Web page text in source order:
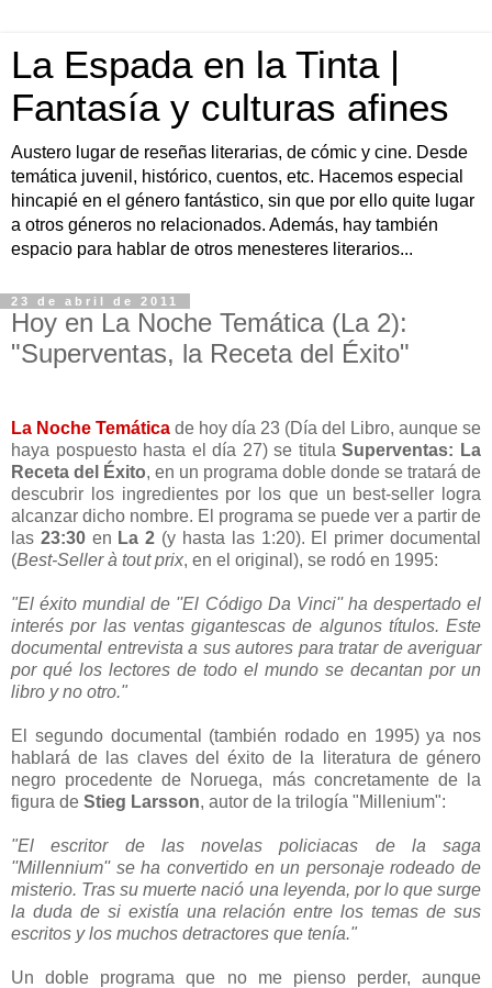
La Espada en la Tinta |
Fantasía y culturas afines
Austero lugar de reseñas literarias, de cómic y cine. Desde
temática juvenil, histórico, cuentos, etc. Hacemos especial
hincapié en el género fantástico, sin que por ello quite lugar
a otros géneros no relacionados. Además, hay también
espacio para hablar de otros menesteres literarios...
23 de abril de 2011
Hoy en La Noche Temática (La 2):
"Superventas, la Receta del Éxito"
La Noche Temática de hoy día 23 (Día del Libro, aunque se
haya pospuesto hasta el día 27) se titulaSuperventas: La
Receta del Éxito, en un programa doble donde se tratará de
descubrir los ingredientes por los que un best-seller logra
alcanzar dicho nombre. El programa se puede ver a partir de
las 23:30en La 2 (y hasta las 1:20). El primer documental
(Best-Seller à tout prix, en el original), se rodó en 1995:
"El éxito mundial de ''El Código Da Vinci'' ha despertado el
interés por las ventas gigantescas de algunos títulos. Este
documental entrevista a sus autores para tratar de averiguar
por qué los lectores de todo el mundo se decantan por un
libro y no otro."
El segundo documental (también rodado en 1995) ya nos
hablará de las claves del éxito de la literatura de género
negro procedente de Noruega, más concretamente de la
figura de Stieg Larsson, autor de la trilogía "Millenium":
"El escritor de las novelas policiacas de la saga
''Millennium'' se ha convertido en un personaje rodeado de
misterio. Tras su muerte nació una leyenda, por lo que surge
la duda de si existía una relación entre los temas de sus
escritos y los muchos detractores que tenía."
Un doble programa que no me pienso perder, aunque